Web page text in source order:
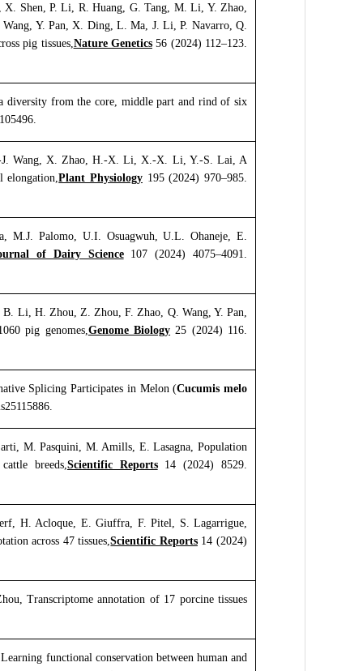
Shen, P. Li, R. Huang, G. Tang, M. Li, Y. Zhao,
Y. Pan, X. Ding, L. Ma, J. Li, P. Navarro, Q.
pig tissues, Nature Genetics56 (2024) 112–123.
diversity from the core, middle part and rind of six
Wang, X. Zhao, H.-X. Li, X.-X. Li, Y.-S. Lai, A
elongation,Plant Physiology195 (2024) 970–985.
M.J. Palomo, U.I. Osuagwuh, U.L. Ohaneje, E.
of Dairy Science107 (2024) 4075–4091.
, B. Li, H. Zhou, Z. Zhou, F. Zhao, Q. Wang, Y. Pan,
pig genomes, Genome Biology 25 (2024) 116.
Splicing Participates in Melon (Cucumis melo
M. Pasquini, M. Amills, E. Lasagna, Population
breeds, Scientific Reports14 (2024) 8529.
H. Acloque, E. Giuffra, F. Pitel, S. Lagarrigue,
across 47 tissues,Scientific Reports14 (2024)
Transcriptome annotation of 17 porcine tissues
functional conservation between human and